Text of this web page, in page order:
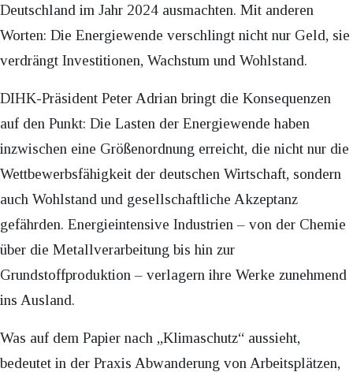
Deutschland im Jahr 2024 ausmachten. Mit anderen
Worten: Die Energiewende verschlingt nicht nur Geld, sie
verdrängt Investitionen, Wachstum und Wohlstand.
DIHK-Präsident Peter Adrian bringt die Konsequenzen
auf den Punkt: Die Lasten der Energiewende haben
inzwischen eine Größenordnung erreicht, die nicht nur die
Wettbewerbsfähigkeit der deutschen Wirtschaft, sondern
auch Wohlstand und gesellschaftliche Akzeptanz
gefährden. Energieintensive Industrien – von der Chemie
über die Metallverarbeitung bis hin zur
Grundstoffproduktion – verlagern ihre Werke zunehmend
ins Ausland.
Was auf dem Papier nach „Klimaschutz“ aussieht,
bedeutet in der Praxis Abwanderung von Arbeitsplätzen,